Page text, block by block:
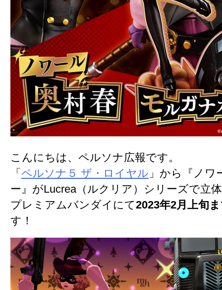
こんにちは、ペルソナ広報です。
「 ペルソナ５ ザ・ロイヤル 」から『ノ
ー』がLucrea（ルクリア）シリーズで立
プレミアムバンダイにて2023年2月上旬
す！